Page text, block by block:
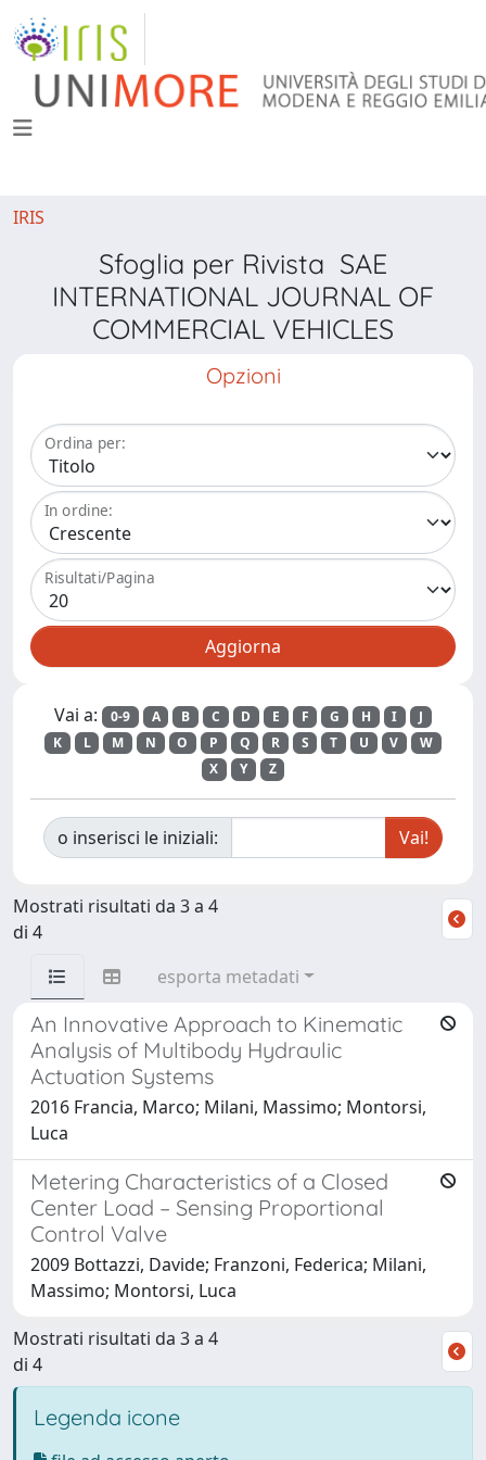
IRIS
Sfoglia per Rivista SAE
INTERNATIONAL JOURNAL OF
COMMERCIAL VEHICLES
Opzioni
Ordina per:
In ordine:
Risultati/Pagina
Vai a: 0-9 A B C D E F G H I
J
K
L M N O P Q R S T U V
W
X
Y Z
o inserisci le iniziali:
Mostrati risultati da 3 a 4
di 4
esporta metadati
An Innovative Approach to Kinematic
Analysis of Multibody Hydraulic
Actuation Systems
2016 Francia, Marco; Milani, Massimo; Montorsi,
Luca
Metering Characteristics of a Closed
Center Load – Sensing Proportional
Control Valve
2009 Bottazzi, Davide; Franzoni, Federica; Milani,
Massimo; Montorsi, Luca
Mostrati risultati da 3 a 4
di 4
Legenda icone